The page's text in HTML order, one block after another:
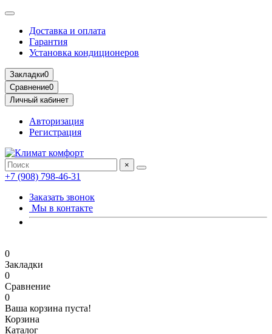
Доставка и оплата
Гарантия
Установка кондиционеров
Закладки0
Сравнение0
Личный кабинет
Авторизация
Регистрация
×
+7 (908) 798-46-31
Заказать звонок
Мы в контакте
0
Закладки
0
Сравнение
0
Ваша корзина пуста!
Корзина
Каталог